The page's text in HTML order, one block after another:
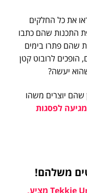
את כל החלקים
התכנות שהם כתבו
שהם פתרו בימים
לרובוט קטן
יעשה?
יוצרים משהו
לפסגות
משלהם!